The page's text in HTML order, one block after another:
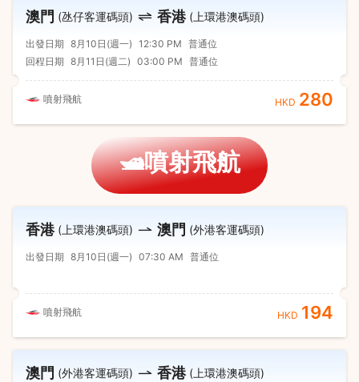
澳門 (氹仔客運碼頭) 香港 (上環港澳碼頭)
出發日期 8月10日(週一) 12:30 PM 普通位
回程日期 8月11日(週二) 03:00 PM 普通位
噴射飛航 HKD 280
🛥️噴射飛航
香港 (上環港澳碼頭) 澳門 (外港客運碼頭)
出發日期 8月10日(週一) 07:30 AM 普通位
噴射飛航 HKD 194
澳門 (外港客運碼頭) 香港 (上環港澳碼頭)